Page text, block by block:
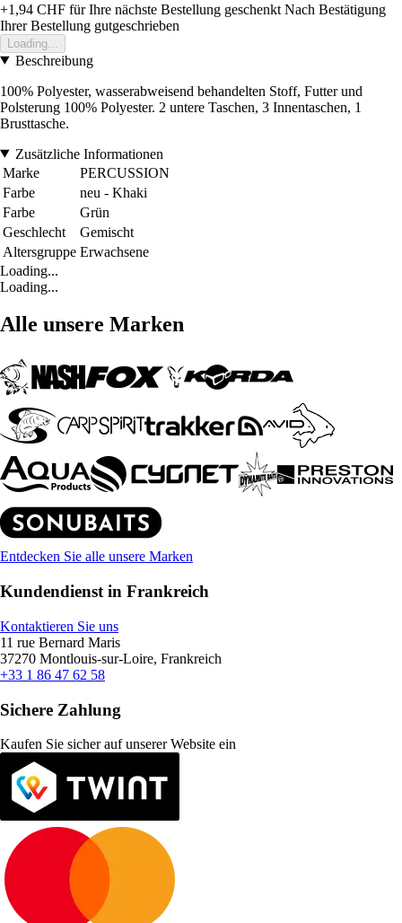
+1,94 CHF für Ihre nächste Bestellung geschenkt Nach Bestätigung
Ihrer Bestellung gutgeschrieben
Loading...
Beschreibung
100% Polyester, wasserabweisend behandelten Stoff, Futter und
Polsterung 100% Polyester. 2 untere Taschen, 3 Innentaschen, 1
Brusttasche.
Zusätzliche Informationen
Marke
PERCUSSION
Farbe
neu - Khaki
Farbe
Grün
Geschlecht
Gemischt
Altersgruppe Erwachsene
Loading...
Loading...
Alle unsere Marken
Entdecken Sie alle unsere Marken
Kundendienst in Frankreich
Kontaktieren Sie uns
11 rue Bernard Maris
37270 Montlouis-sur-Loire, Frankreich
+33 1 86 47 62 58
Sichere Zahlung
Kaufen Sie sicher auf unserer Website ein